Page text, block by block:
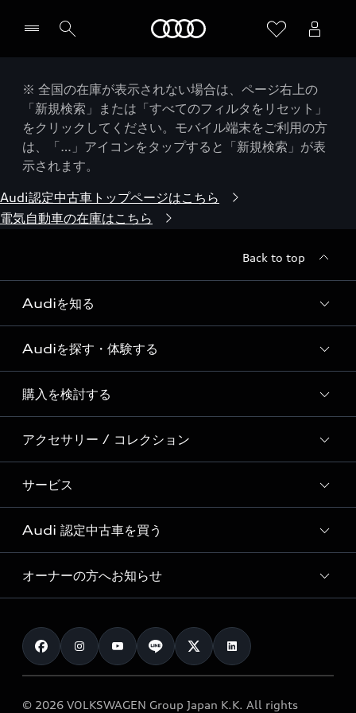
※ 全国の在庫が表示されない場合は、ページ右上の
「新規検索」または「すべてのフィルタをリセット」
をクリックしてください。モバイル端末をご利用の方
は、「…」アイコンをタップすると「新規検索」が表
示されます。
Audi認定中古車トップページはこちら
電気自動車の在庫はこちら
Back to top
Audiを知る
Audi ブランド
Story of Progress
Audi Sport
Formula 1®
デジタルサービス
Audiを探す・体験する
ディーラー検索
新車在庫検索
試乗車・展示車検索
見積り依頼
試乗予約
購入を検討する
モデル一覧
特別仕様モデル / 限定モデル
e-tronラインアップ
価格シミュレーション
車両比較
カタログ一覧
アクセサリー / コレクション
純正アクセサリー
オンラインショップ
Audi collection
アウディナビアプリ
サービス
サービス入庫予約
サービスプログラム
メンテナンス
車検 / 定期点検
e-tronアフターサポート
Audi 認定中古車を買う
Audi認定中古車
クオリティ
保証
メンテナンス
オーナーの方へお知らせ
お知らせ
オーナー様向けキャンペーン
© 2026 VOLKSWAGEN Group Japan K.K. All rights